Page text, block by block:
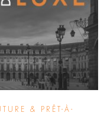
& PRÊT-À-